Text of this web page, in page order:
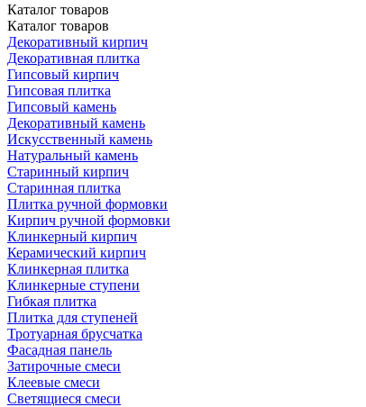
Каталог товаров
Каталог товаров
Декоративный кирпич
Декоративная плитка
Гипсовый кирпич
Гипсовая плитка
Гипсовый камень
Декоративный камень
Искусственный камень
Натуральный камень
Старинный кирпич
Старинная плитка
Плитка ручной формовки
Кирпич ручной формовки
Клинкерный кирпич
Керамический кирпич
Клинкерная плитка
Клинкерные ступени
Гибкая плитка
Плитка для ступеней
Тротуарная брусчатка
Фасадная панель
Затирочные смеси
Клеевые смеси
Светящиеся смеси